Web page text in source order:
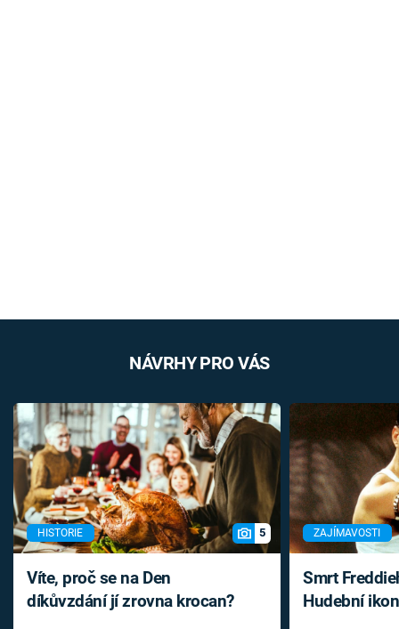
NÁVRHY PRO VÁS
HISTORIE 5
Víte, proč se na Den
díkůvzdání jí zrovna krocan?
ZAJÍMAVOSTI
Smrt
Hudební